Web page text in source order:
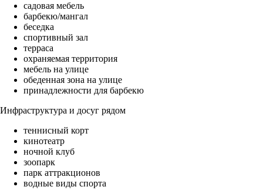
садовая мебель
барбекю/мангал
беседка
спортивный зал
терраса
охраняемая территория
мебель на улице
обеденная зона на улице
принадлежности для барбекю
Инфраструктура и досуг рядом
теннисный корт
кинотеатр
ночной клуб
зоопарк
парк аттракционов
водные виды спорта